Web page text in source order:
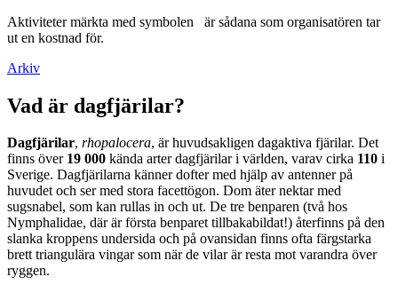
Aktiviteter märkta med symbolen
är sådana som organisatören tar
ut en kostnad för.
Arkiv
Vad är dagfjärilar?
Dagfjärilar, rhopalocera, är huvudsakligen dagaktiva fjärilar. Det
finns över 19 000 kända arter dagfjärilar i världen, varav cirka 110 i
Sverige. Dagfjärilarna känner dofter med hjälp av antenner på
huvudet och ser med stora facettögon. Dom äter nektar med
sugsnabel, som kan rullas in och ut. De tre benparen (två hos
Nymphalidae, där är första benparet tillbakabildat!) återfinns på den
slanka kroppens undersida och på ovansidan finns ofta färgstarka
brett triangulära vingar som när de vilar är resta mot varandra över
ryggen.